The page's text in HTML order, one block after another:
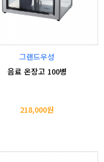
그랜드우성
음료 온장고 100병
218,000원